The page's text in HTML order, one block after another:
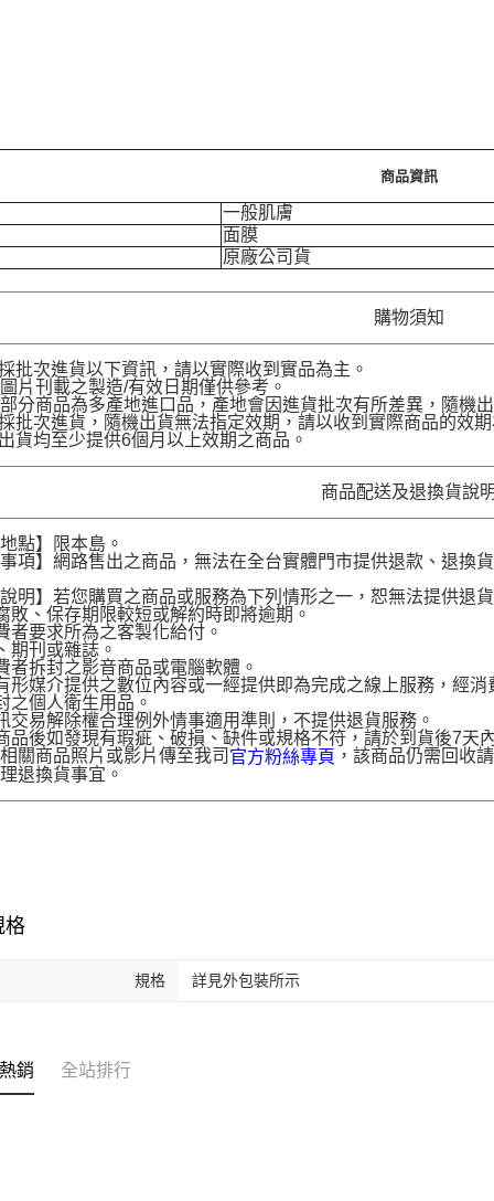
商品資訊
一般肌膚
面膜
原廠公司貨
購物須知
批次進貨以下資訊，請以實際收到實品為主。
刊載之製造/有效日期僅供參考。
商品為多產地進口品，產地會因進貨批次有所差異，隨機出
批次進貨，隨機出貨無法指定效期，請以收到實際商品的效期
貨均至少提供6個月以上效期之商品。
商品配送及退換貨說明
點】限本島。
項】網路售出之商品，無法在全台實體門市提供退款、退換
明】若您購買之商品或服務為下列情形之一，恕無法提供退貨
敗、保存期限較短或解約時即將逾期。
者要求所為之客製化給付。
期刊或雜誌。
者拆封之影音商品或電腦軟體。
形媒介提供之數位內容或一經提供即為完成之線上服務，經消
之個人衛生用品。
交易解除權合理例外情事適用準則，不提供退貨服務。
品後如發現有瑕疵、破損、缺件或規格不符，請於到貨後7天
關商品照片或影片傳至我司 官方粉絲專頁 ，該商品仍需回收
退換貨事宜。
格
規格 詳見外包裝所示
銷 全站排行